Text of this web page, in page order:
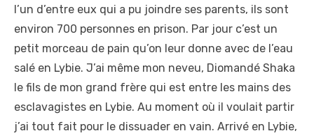
l’un d’entre eux qui a pu joindre ses parents, ils sont
environ 700 personnes en prison. Par jour c’est un
petit morceau de pain qu’on leur donne avec de l’eau
salé en Lybie. J’ai même mon neveu, Diomandé Shaka
le fils de mon grand frère qui est entre les mains des
esclavagistes en Lybie. Au moment où il voulait partir
j’ai tout fait pour le dissuader en vain. Arrivé en Lybie,